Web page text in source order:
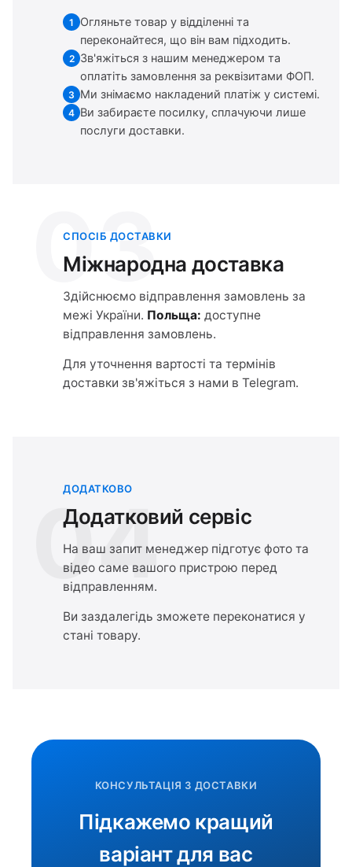
1
Огляньте товар у відділенні та
переконайтеся, що він вам підходить.
2 Зв'яжіться з нашим менеджером та
оплатіть замовлення за реквізитами ФОП.
3 Ми знімаємо накладений платіж у системі.
4 Ви забираєте посилку, сплачуючи лише
послуги доставки.
03
СПОСІБ ДОСТАВКИ
Міжнародна доставка
Здійснюємо відправлення замовлень за
межі України. Польща: доступне
відправлення замовлень.
Для уточнення вартості та термінів
доставки зв'яжіться з нами в Telegram.
04
ДОДАТКОВО
Додатковий сервіс
На ваш запит менеджер підготує фото та
відео саме вашого пристрою перед
відправленням.
Ви заздалегідь зможете переконатися у
стані товару.
КОНСУЛЬТАЦІЯ З ДОСТАВКИ
Підкажемо кращий
варіант для вас